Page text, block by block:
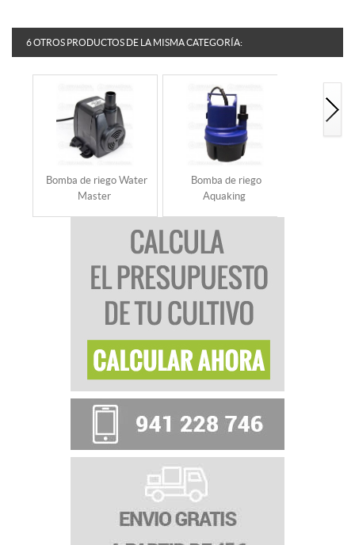
6 OTROS PRODUCTOS DE LA MISMA CATEGORÍA:
Bomba de riego Water
Master
Bomba de riego
Aquaking